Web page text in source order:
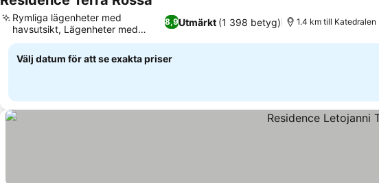
8,9Utmärkt (1 398 betyg)
Rymliga lägenheter med
havsutsikt, Lägenheter med
pentry
1.4 km till Katedralen
Välj datum för att se exakta priser